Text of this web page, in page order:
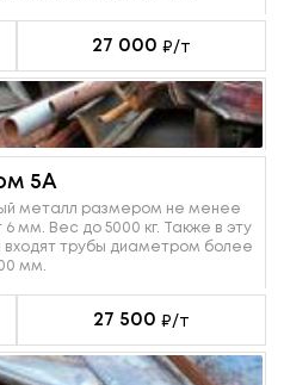
27 000 ₽/т
5А
металл размером не менее
6 мм. Вес до 5000 кг. Также в эту
входят трубы диаметром более
мм.
27 500 ₽/т